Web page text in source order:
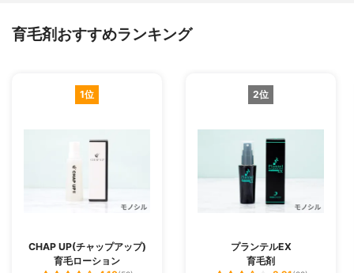
育毛剤おすすめランキング
1位
CHAP UP(チャップアップ)
育毛ローション
2位
プランテルEX
育毛剤